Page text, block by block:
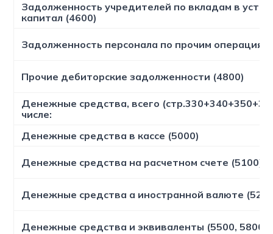
Задолженность учредителей по вкладам в
капитал (4600)
Задолженность персонала по прочим операциям
Прочие дебиторские задолженности (4800)
Денежные средства, всего
числе:
Денежные средства в кассе (5000)
Денежные средства на расчетном счете (5100)
Денежные средства а иностранной валюте
Денежные средства и эквиваленты (5500, 5800,